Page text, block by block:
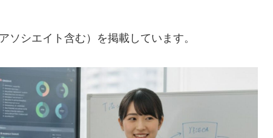
シエイト含む）を掲載しています。